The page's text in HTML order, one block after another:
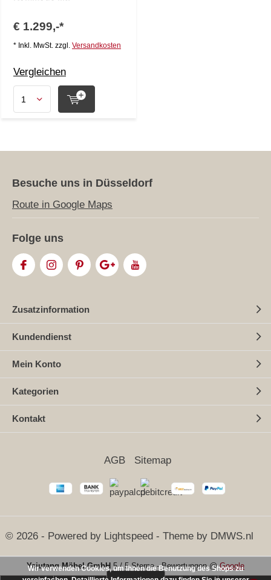
€ 1.299,-*
* Inkl. MwSt. zzgl. Versandkosten
Vergleichen
Besuche uns in Düsseldorf
Route in Google Maps
Folge uns
Zusatzinformation
Kundendienst
Mein Konto
Kategorien
Kontakt
© 2026 - Powered by Lightspeed - Theme by DMWS.nl
AGB Sitemap
Yajutang Möbel GmbH 5/5 Sterne-Bewertungen @Google
Wir verwenden Cookies, um Ihnen die Benutzung des Shops zu